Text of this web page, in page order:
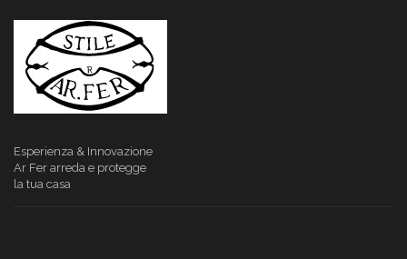
Esperienza & Innovazione
Ar Fer arreda e protegge
la tua casa